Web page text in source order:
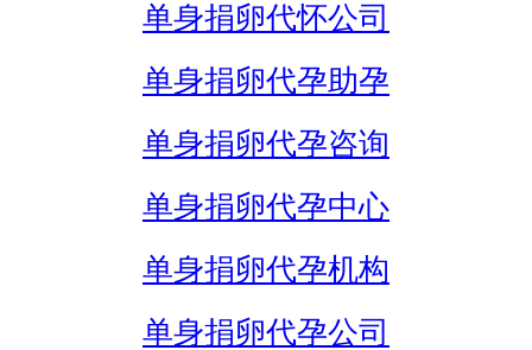
单身捐卵代怀公司
单身捐卵代孕助孕
单身捐卵代孕咨询
单身捐卵代孕中心
单身捐卵代孕机构
单身捐卵代孕公司